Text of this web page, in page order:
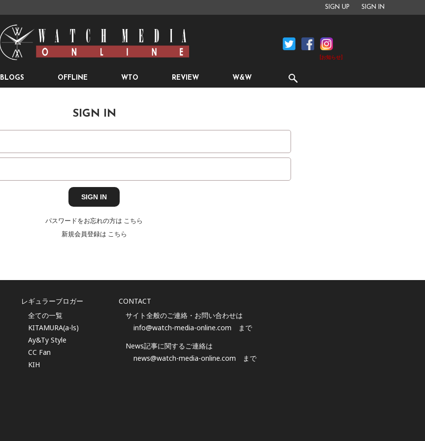
SIGN UP SIGN IN
[お知らせ]
BLOGS OFFLINE WTO REVIEW W&W
SIGN IN
パスワードをお忘れの方は こちら
新規会員登録は こちら
レギュラーブロガー
全ての一覧
KITAMURA(a-ls)
Ay&Ty Style
CC Fan
KIH
CONTACT
サイト全般のご連絡・お問い合わせは
info@watch-media-online.com まで
News記事に関するご連絡は
news@watch-media-online.com まで